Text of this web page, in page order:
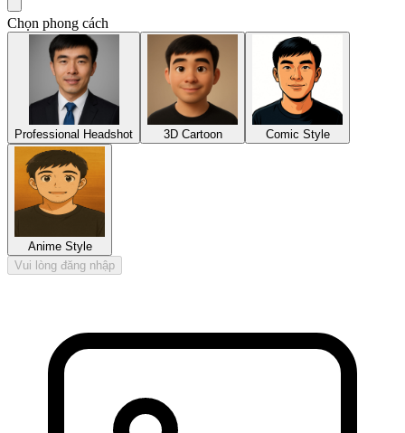
Chọn phong cách
Professional Headshot 3D Cartoon Comic Style
Anime Style
Vui lòng đăng nhập